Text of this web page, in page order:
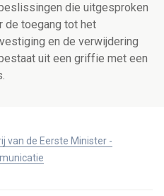
die uitgesproken
de toegang tot het
en de verwijdering
uit een griffie met een
van de Eerste Minister -